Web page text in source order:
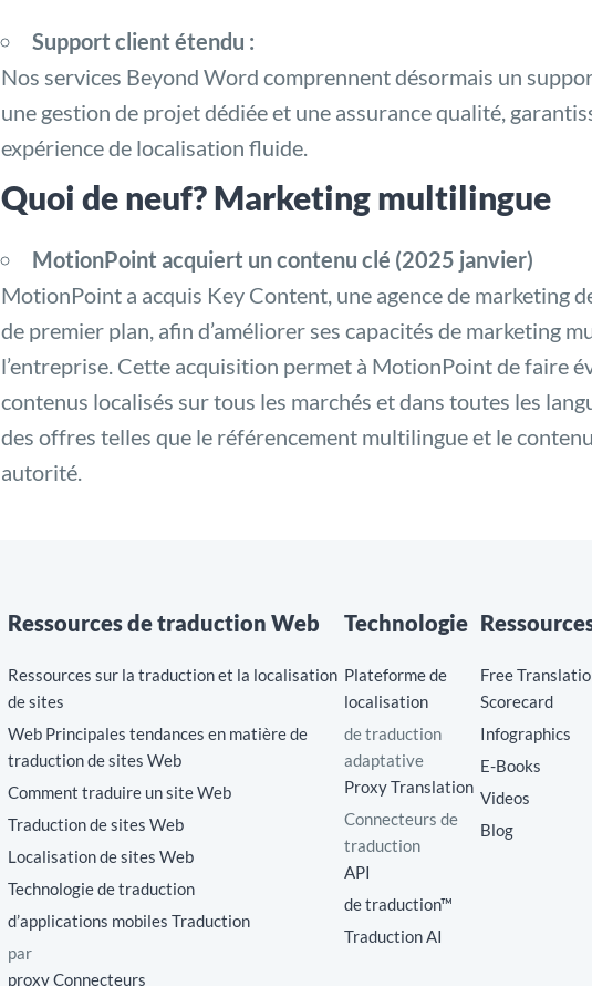
Support client étendu :
Nos services Beyond Word comprennent désormais un
une gestion de projet dédiée et une assurance qualité,
expérience de localisation fluide.
Quoi de neuf? Marketing multilingue
MotionPoint acquiert un contenu clé (2025 janvier)
MotionPoint a acquis Key Content, une agence de marketing
de premier plan, afin d’améliorer ses capacités de marketing
l’entreprise. Cette acquisition permet à MotionPoint de faire
contenus localisés sur tous les marchés et dans toutes les
des offres telles que le référencement multilingue et le
autorité.
Ressources de traduction Web
Ressources sur la traduction et la localisation
de sites
Web Principales tendances en matière de
traduction de sites Web
Comment traduire un site Web
Traduction de sites Web
Localisation de sites Web
Technologie de traduction
d’applications mobiles Traduction
par
proxy Connecteurs
Technologie
Plateforme de
localisation
de traduction
adaptative
Proxy Translation
Connecteurs de
traduction
API
de traduction™
Traduction AI
Free
Scorecard
Infographics
E-Books
Videos
Blog